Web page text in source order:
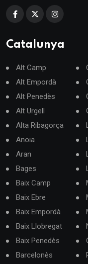
Catalunya
Alt Camp
Alt Empordà
Alt Penedès
Alt Urgell
Alta Ribagorça
Anoia
Aran
Bages
Baix Camp
Baix Ebre
Baix Empordà
Baix Llobregat
Baix Penedès
Barcelonès